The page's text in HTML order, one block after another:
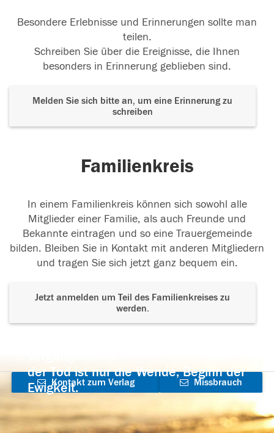
09.09.2018
Besondere Erlebnisse und Erinnerungen sollte man
teilen.
Schreiben Sie über die Ereignisse, die Ihnen
besonders in Erinnerung geblieben sind.
Melden Sie sich bitte an, um eine Erinnerung zu
schreiben
Familienkreis
In einem Familienkreis können sich sowohl alle
Mitglieder einer Familie, als auch Freunde und
Bekannte eintragen und so eine Trauergemeinde
bilden. Bleiben Sie in Kontakt mit anderen Mitgliedern
und tragen Sie sich jetzt ganz bequem ein.
Jetzt anmelden um Teil des Familienkreises zu
werden.
der Tod ist nur die Wende, Beginn der
Ewigkeit.
Kontakt zum Verlag
aufnehmen
Missbrauch